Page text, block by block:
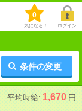
0
気になる！ ログイン
条件の変更
平均時給: 1,670 円